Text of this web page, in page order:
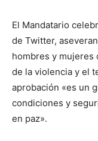
El Mandatario
de Twitter,
hombres y mujeres
de la violencia y el
aprobación «es un
condiciones y
en paz».